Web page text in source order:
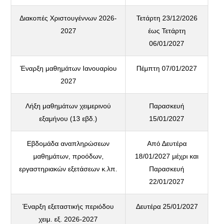
Διακοπές Χριστουγέννων 2026-
2027
Τετάρτη 23/12/2026
έως Τετάρτη
06/01/2027
Έναρξη μαθημάτων Ιανουαρίου
2027
Πέμπτη 07/01/2027
Λήξη μαθημάτων χειμερινού
εξαμήνου (13 εβδ.)
Παρασκευή
15/01/2027
Εβδομάδα αναπληρώσεων
μαθημάτων, προόδων,
εργαστηριακών εξετάσεων κ.λπ.
Από Δευτέρα
18/01/2027 μέχρι και
Παρασκευή
22/01/2027
Έναρξη εξεταστικής περιόδου
χειμ. εξ. 2026-2027
Δευτέρα 25/01/2027